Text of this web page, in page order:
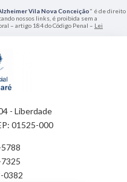
Vila Nova Conceição" é de direito
nossos links, é proibida sem a
– artigo 184 do Código Penal – Lei
- Liberdade
01525-000
0382